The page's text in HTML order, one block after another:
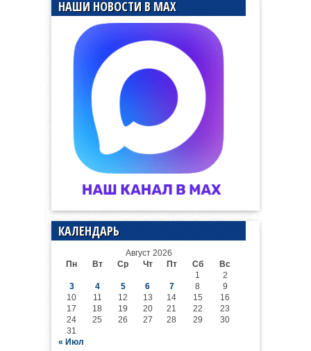
НАШИ НОВОСТИ В MAX
КАЛЕНДАРЬ
Август 2026
Пн
Вт Ср Чт Пт Сб
Вс
1
2
3
4 5 6 7 8
9
10
11 12 13 14 15
16
17
18 19 20 21 22
23
24
25 26 27 28 29
30
31
« Июл